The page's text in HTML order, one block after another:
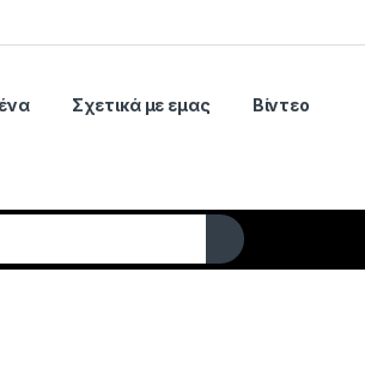
Σχετικά με εμας Βίντεο